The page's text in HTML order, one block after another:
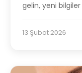
gelin, yeni
13 Şubat 2026